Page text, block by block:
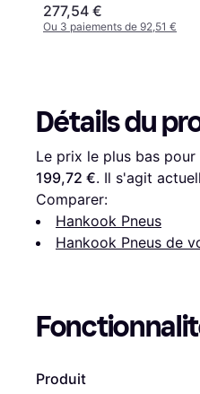
277,54 €
Ou 3 paiements de 92,51 €
Détails du
Le prix le plus bas pour
199,72 €. Il s'agit
Comparer:
Hankook Pneus
Hankook Pneus de
Produit